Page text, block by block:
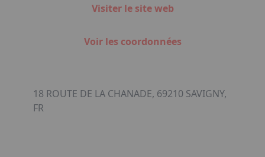
Visiter le site web
Voir les coordonnées
18 ROUTE DE LA CHANADE, 69210 SAVIGNY,
FR